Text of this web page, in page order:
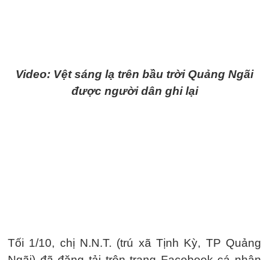
Video: Vệt sáng lạ trên bầu trời Quảng Ngãi
được người dân ghi lại
Tối 1/10, chị N.N.T. (trú xã Tịnh Kỳ, TP Quảng